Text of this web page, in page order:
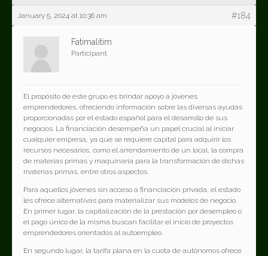
January 5, 2024 at 10:36 am #184
Fatimalitim
Participant
El propósito de este grupo es brindar apoyo a jóvenes
emprendedores, ofreciendo información sobre las diversas ayudas
proporcionadas por el estado español para el desarrollo de sus
negocios. La financiación desempeña un papel crucial al iniciar
cualquier empresa, ya que se requiere capital para adquirir los
recursos necesarios, como el arrendamiento de un local, la compra
de materias primas y maquinaria para la transformación de dichas
materias primas, entre otros aspectos.
Para aquellos jóvenes sin acceso a financiación privada, el estado
les ofrece alternativas para materializar sus modelos de negocio.
En primer lugar, la capitalización de la prestación por desempleo o
el pago único de la misma buscan facilitar el inicio de proyectos
emprendedores orientados al autoempleo.
En segundo lugar, la tarifa plana en la cuota de autónomos ofrece